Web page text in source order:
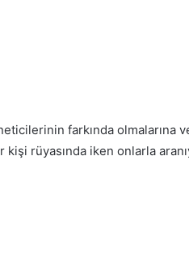
farkında olmalarına
kişi rüyasında iken onlarla